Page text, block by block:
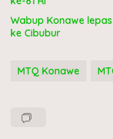
Wabup Konawe
ke Cibubur
MTQ Konawe